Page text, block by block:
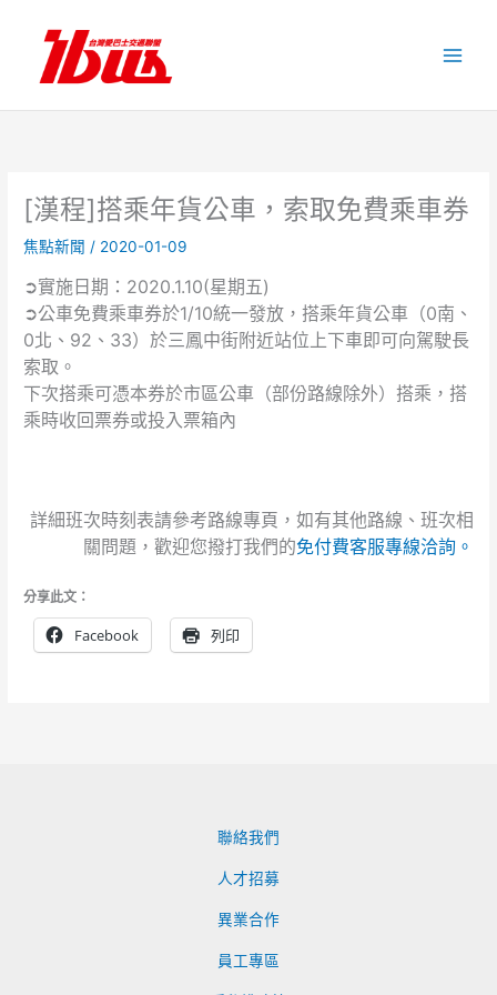
內
[漢程]搭乘年貨公車，索取免費乘車券
焦點新聞 / 2020-01-09
➲實施日期：2020.1.10(星期五)
➲公車免費乘車券於1/10統一發放，搭乘年貨公車（0南、
0北、92、33）於三鳳中街附近站位上下車即可向駕駛長
索取。
下次搭乘可憑本券於市區公車（部份路線除外）搭乘，搭
乘時收回票券或投入票箱內
詳細班次時刻表請參考路線專頁，如有其他路線、班次相
關問題，歡迎您撥打我們的免付費客服專線洽詢。
分享此文：
Facebook 列印
聯絡我們
人才招募
異業合作
員工專區